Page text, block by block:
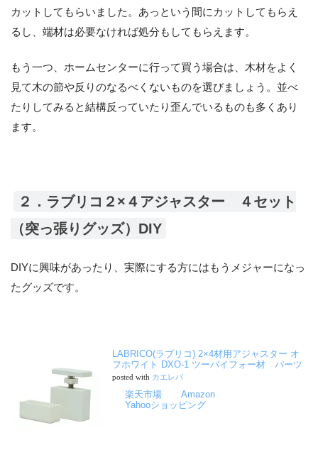
カットしてもらいました。あっという間にカットしてもらえ
るし、端材は必要なければ処分もしてもらえます。
もう一つ、ホームセンターに行って買う場合は、木材をよく
見て木の節や反りのなるべくないものを選びましょう。並べ
たりしてみると結構反っていたり歪んでいるものも多くあり
ます。
２．ラブリコ２×４アジャスター ４セット
（突っ張りグッズ）DIY
DIYに興味があったり、実際にする方にはもうメジャーになっ
たグッズです。
LABRICO(ラブリコ) 2×4材用アジャスター オ
フホワイト DXO-1 ツーバイフォー材 パーツ
posted with カエレバ
楽天市場
Amazon
Yahooショッピング